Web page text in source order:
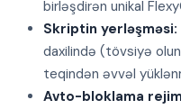
birləşdirən unikal
Skriptin yerləşməsi:
daxilində (tövsiyə
teqindən əvvəl
Avto-bloklama